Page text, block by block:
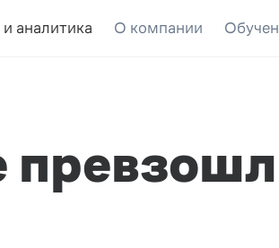
аналитика О компании